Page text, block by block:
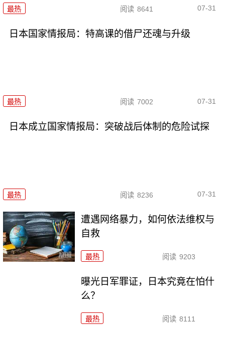
最热 阅读 8641 07-31
日本国家情报局：特高课的借尸还魂与升级
最热 阅读 7002 07-31
日本成立国家情报局：突破战后体制的危险试探
最热 阅读 8236 07-31
遭遇网络暴力，如何依法维权与
自救
最热 阅读 9203
曝光日军罪证，日本究竟在怕什
么？
最热 阅读 8111